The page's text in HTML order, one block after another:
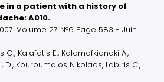
in a patient with a history of
A010.
Volume 27 N°6 Page 583 - Juin
Kalafatis E., Kalamafkianaki A.,
D., Kouroumalos Nikolaos, Labiris C.,